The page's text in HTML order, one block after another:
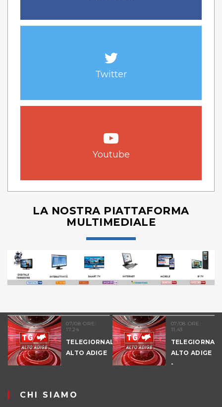
Twitter
Youtube
LA NOSTRA PIATTAFORMA
MULTIMEDIALE
07/08 ORE:
17.24
TELEGIORNALE
ALTO ADIGE
07/08 ORE:
11.43
TELEGIORNALE
ALTO ADIGE
-
CHI SIAMO